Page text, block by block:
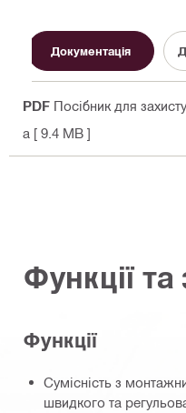
Документація
PDF Посібник для
а [ 9.4 MB ]
Функції
Функції
Сумісність з
швидкого та